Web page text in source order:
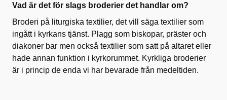
Vad är det för slags broderier det handlar om?
Broderi på liturgiska textilier, det vill säga textilier som
ingått i kyrkans tjänst. Plagg som biskopar, präster och
diakoner bar men också textilier som satt på altaret eller
hade annan funktion i kyrkorummet. Kyrkliga broderier
är i princip de enda vi har bevarade från medeltiden.